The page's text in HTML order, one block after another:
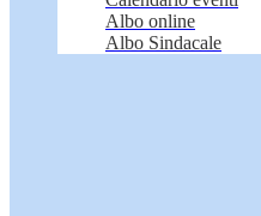
Albo online
Albo Sindacale